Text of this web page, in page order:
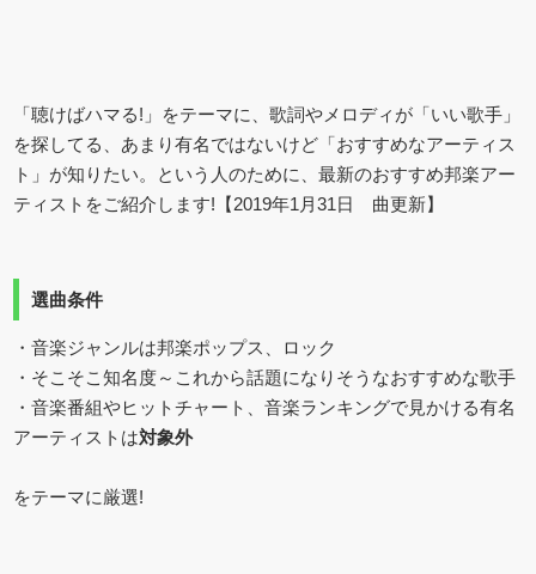
「聴けばハマる!」をテーマに、歌詞やメロディが「いい歌手」
を探してる、あまり有名ではないけど「おすすめなアーティス
ト」が知りたい。という人のために、最新のおすすめ邦楽アー
ティストをご紹介します!【2019年1月31日 曲更新】
選曲条件
・音楽ジャンルは邦楽ポップス、ロック
・そこそこ知名度～これから話題になりそうなおすすめな歌手
・音楽番組やヒットチャート、音楽ランキングで見かける有名
アーティストは対象外
をテーマに厳選!